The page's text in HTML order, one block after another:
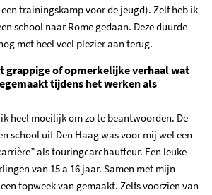
trainingskamp voor de jeugd). Zelf heb ik
school naar Rome gedaan. Deze duurde
met heel veel plezier aan terug.
grappige of opmerkelijke verhaal wat
tijdens het werken als
heel moeilijk om zo te beantwoorden. De
school uit Den Haag was voor mij wel een
als touringcarchauffeur. Een leuke
van 15 a 16 jaar. Samen met mijn
topweek van gemaakt. Zelfs voorzien van